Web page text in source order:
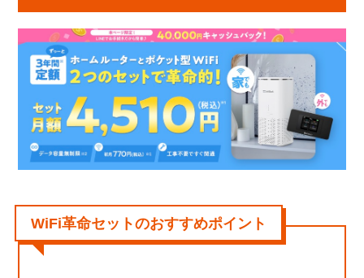
端末購入プランの概要
端末レンタルプランの概要
端末購入プランとレンタルプランの比較
WiFi革命セットの評判・口コミ【利用者のリアル
な声】
WiFi革命セットの悪い評判・口コミ
WiFi革命セットの良い評判・口コミ
WiFi革命セットの6つのメリット
ホームルーターとポケットWiFiをセットで使えて格安
WiFi革命セットのおすすめポイント